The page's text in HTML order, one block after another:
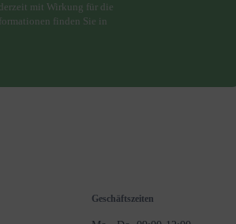
mit Wirkung für die
finden Sie in
Geschäftszeiten